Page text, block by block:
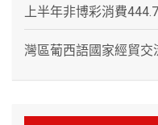
上半年非博彩消費
灣區葡西語國家經貿